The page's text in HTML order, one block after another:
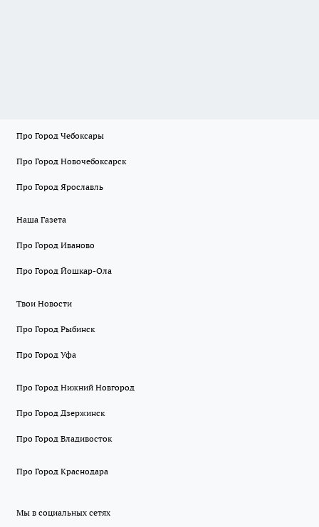
Про Город Чебоксары
Про Город Новочебоксарск
Про Город Ярославль
Наша Газета
Про Город Иваново
Про Город Йошкар-Ола
Твои Новости
Про Город Рыбинск
Про Город Уфа
Про Город Нижний Новгород
Про Город Дзержинск
Про Город Владивосток
Про Город Краснодара
Мы в социальных сетях